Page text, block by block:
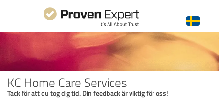
KC Home Care Services
Tack för att du tog dig tid. Din feedback är viktig för oss!